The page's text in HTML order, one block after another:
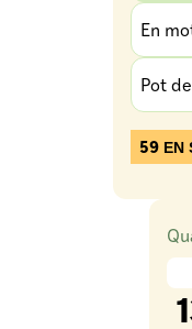
En
Pot
59 EN